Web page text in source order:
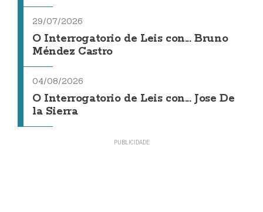
29/07/2026
O Interrogatorio de Leis con... Bruno
Méndez Castro
04/08/2026
O Interrogatorio de Leis con... Jose De
la Sierra